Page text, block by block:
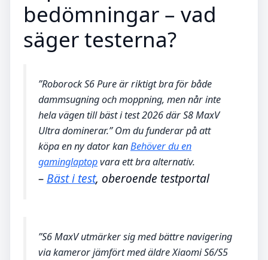
bedömningar – vad
säger testerna?
”Roborock S6 Pure är riktigt bra för både
dammsugning och moppning, men når inte
hela vägen till bäst i test 2026 där S8 MaxV
Ultra dominerar.” Om du funderar på att
köpa en ny dator kanBehöver du en
gaminglaptopvara ett bra alternativ.
–Bäst i test, oberoende testportal
”S6 MaxV utmärker sig med bättre navigering
via kameror jämfört med äldre Xiaomi S6/S5